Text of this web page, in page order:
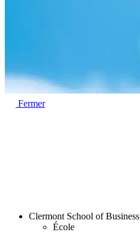
Fermer
Clermont School of Business
École